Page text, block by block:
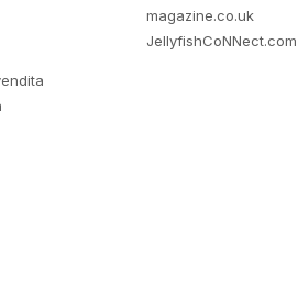
magazine.co.uk
JellyfishCoNNect.com